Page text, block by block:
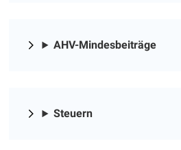
AHV-Mindesbeiträge
Steuern